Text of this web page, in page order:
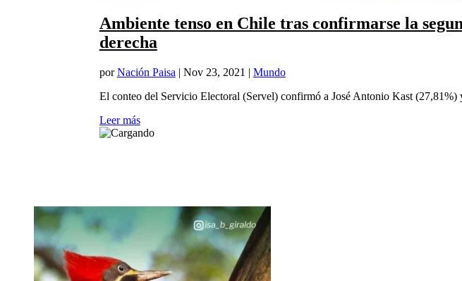
Ambiente tenso en Chile tras confirmarse la
derecha
porNación Paisa | Nov 23, 2021 | Mundo
El conteo del Servicio Electoral (Servel) confirmó a José Antonio Kast
Leer más